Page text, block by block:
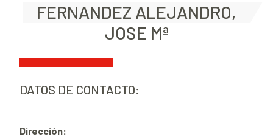
FERNANDEZ ALEJANDRO,
JOSE Mª
DATOS DE CONTACTO:
Dirección: